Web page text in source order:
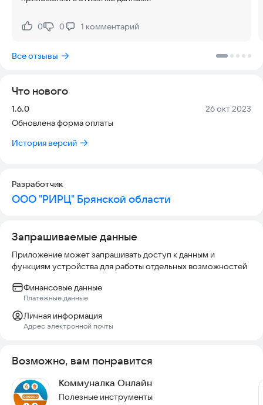
4. Сформировать квитанцию за ЖКУ;
5. Просмотреть детализацию по услугам;
другими сервисами и онлайн продуктами ООО "РИРЦ"
Брянской области.
Оплата осуществляется картами следующих платёжных
систем:
- МИР
Нравится:
0Не нравится:
0 1 комментарий
Все отзывы
Что нового
Версия:
1.6.0 Дата:
26 окт 2023
Обновлена форма оплаты
История версий
Разработчик
ООО "РИРЦ" Брянской области
Запрашиваемые данные
Приложение может запрашивать доступ к данным и
функциям устройства для работы отдельных возможностей
Финансовые данные
Платежные данные
Личная информация
Адрес электронной почты
Возможно, вам понравится
Коммуналка Онлайн
Полезные инструменты